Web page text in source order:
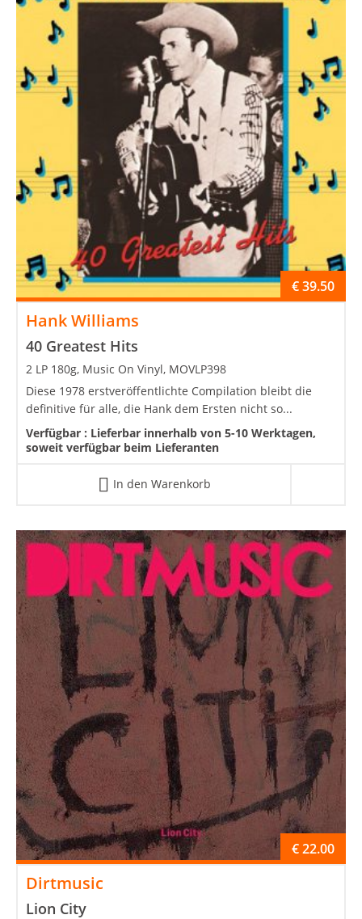
Hank Williams
40 Greatest Hits
€39.50
2 LP 180g, Music On Vinyl, MOVLP398
Diese 1978 erstveröffentlichte Compilation bleibt die
definitive für alle, die Hank dem Ersten nicht so...
Verfügbar : Lieferbar innerhalb von 5-10 Werktagen,
soweit verfügbar beim Lieferanten
In den Warenkorb
Dirtmusic
Lion City
€22.00